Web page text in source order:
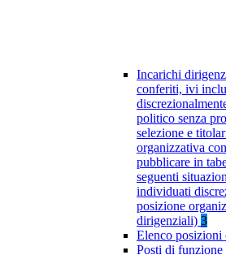
Incarichi
conferiti, ivi
politico senza
selezione e
organizzativa
pubblicare in
seguenti
individuati
posizione
dirigenziali) 3
Elenco posizioni
Posti di